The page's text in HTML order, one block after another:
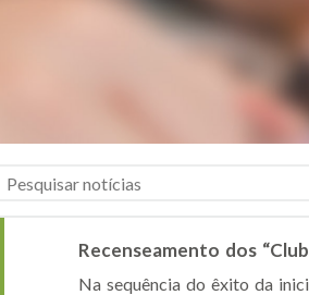
Recenseamento dos
Na sequência do êxito da